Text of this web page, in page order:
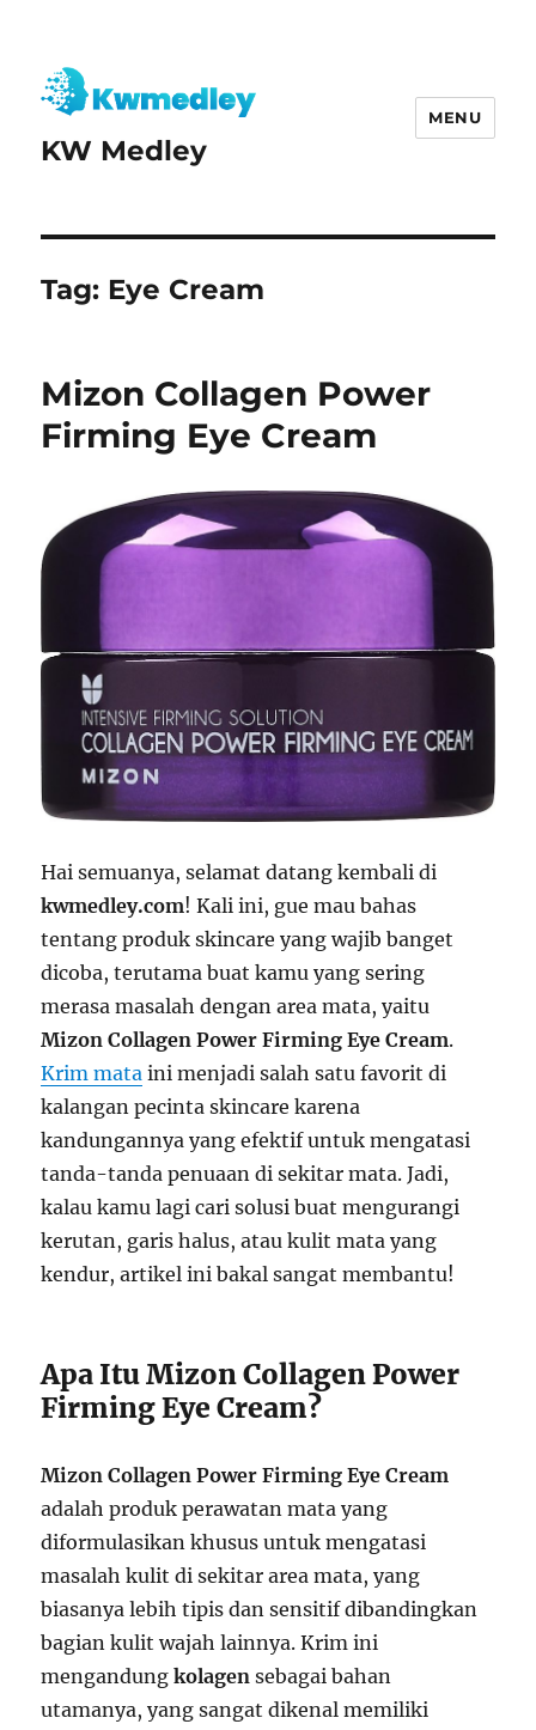
KW Medley
MENU
Tag: Eye Cream
Mizon Collagen Power
Firming Eye Cream
Hai semuanya, selamat datang kembali di
kwmedley.com! Kali ini, gue mau bahas
tentang produk skincare yang wajib banget
dicoba, terutama buat kamu yang sering
merasa masalah dengan area mata, yaitu
Mizon Collagen Power Firming Eye Cream.
Krim mata ini menjadi salah satu favorit di
kalangan pecinta skincare karena
kandungannya yang efektif untuk mengatasi
tanda-tanda penuaan di sekitar mata. Jadi,
kalau kamu lagi cari solusi buat mengurangi
kerutan, garis halus, atau kulit mata yang
kendur, artikel ini bakal sangat membantu!
Apa Itu Mizon Collagen Power
Firming Eye Cream?
Mizon Collagen Power Firming Eye Cream
adalah produk perawatan mata yang
diformulasikan khusus untuk mengatasi
masalah kulit di sekitar area mata, yang
biasanya lebih tipis dan sensitif dibandingkan
bagian kulit wajah lainnya. Krim ini
mengandungkolagen sebagai bahan
utamanya, yang sangat dikenal memiliki